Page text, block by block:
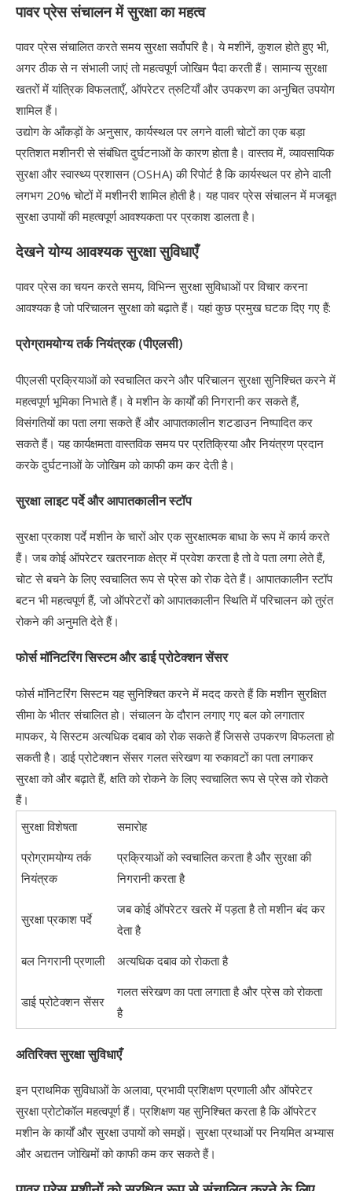
पावर प्रेस संचालन में सुरक्षा का महत्व
पावर प्रेस संचालित करते समय सुरक्षा सर्वोपरि है। ये मशीनें, कुशल होते हुए भी,
अगर ठीक से न संभाली जाएं तो महत्वपूर्ण जोखिम पैदा करती हैं। सामान्य सुरक्षा
खतरों में यांत्रिक विफलताएँ, ऑपरेटर त्रुटियाँ और उपकरण का अनुचित उपयोग
शामिल हैं।
उद्योग के आँकड़ों के अनुसार, कार्यस्थल पर लगने वाली चोटों का एक बड़ा
प्रतिशत मशीनरी से संबंधित दुर्घटनाओं के कारण होता है। वास्तव में, व्यावसायिक
सुरक्षा और स्वास्थ्य प्रशासन (OSHA) की रिपोर्ट है कि कार्यस्थल पर होने वाली
लगभग 20% चोटों में मशीनरी शामिल होती है। यह पावर प्रेस संचालन में मजबूत
सुरक्षा उपायों की महत्वपूर्ण आवश्यकता पर प्रकाश डालता है।
देखने योग्य आवश्यक सुरक्षा सुविधाएँ
पावर प्रेस का चयन करते समय, विभिन्न सुरक्षा सुविधाओं पर विचार करना
आवश्यक है जो परिचालन सुरक्षा को बढ़ाते हैं। यहां कुछ प्रमुख घटक दिए गए हैं:
प्रोग्रामयोग्य तर्क नियंत्रक (पीएलसी)
पीएलसी प्रक्रियाओं को स्वचालित करने और परिचालन सुरक्षा सुनिश्चित करने में
महत्वपूर्ण भूमिका निभाते हैं। वे मशीन के कार्यों की निगरानी कर सकते हैं,
विसंगतियों का पता लगा सकते हैं और आपातकालीन शटडाउन निष्पादित कर
सकते हैं। यह कार्यक्षमता वास्तविक समय पर प्रतिक्रिया और नियंत्रण प्रदान
करके दुर्घटनाओं के जोखिम को काफी कम कर देती है।
सुरक्षा लाइट पर्दे और आपातकालीन स्टॉप
सुरक्षा प्रकाश पर्दे मशीन के चारों ओर एक सुरक्षात्मक बाधा के रूप में कार्य करते
हैं। जब कोई ऑपरेटर खतरनाक क्षेत्र में प्रवेश करता है तो वे पता लगा लेते हैं,
चोट से बचने के लिए स्वचालित रूप से प्रेस को रोक देते हैं। आपातकालीन स्टॉप
बटन भी महत्वपूर्ण हैं, जो ऑपरेटरों को आपातकालीन स्थिति में परिचालन को तुरंत
रोकने की अनुमति देते हैं।
फोर्स मॉनिटरिंग सिस्टम और डाई प्रोटेक्शन सेंसर
फोर्स मॉनिटरिंग सिस्टम यह सुनिश्चित करने में मदद करते हैं कि मशीन सुरक्षित
सीमा के भीतर संचालित हो। संचालन के दौरान लगाए गए बल को लगातार
मापकर, ये सिस्टम अत्यधिक दबाव को रोक सकते हैं जिससे उपकरण विफलता हो
सकती है। डाई प्रोटेक्शन सेंसर गलत संरेखण या रुकावटों का पता लगाकर
सुरक्षा को और बढ़ाते हैं, क्षति को रोकने के लिए स्वचालित रूप से प्रेस को रोकते
हैं।
सुरक्षा विशेषता
समारोह
प्रोग्रामयोग्य तर्क
नियंत्रक
प्रक्रियाओं को स्वचालित करता है और सुरक्षा की
निगरानी करता है
सुरक्षा प्रकाश पर्दे
जब कोई ऑपरेटर खतरे में पड़ता है तो मशीन बंद कर
देता है
बल निगरानी प्रणाली
अत्यधिक दबाव को रोकता है
डाई प्रोटेक्शन सेंसर
गलत संरेखण का पता लगाता है और प्रेस को रोकता
है
अतिरिक्त सुरक्षा सुविधाएँ
इन प्राथमिक सुविधाओं के अलावा, प्रभावी प्रशिक्षण प्रणाली और ऑपरेटर
सुरक्षा प्रोटोकॉल महत्वपूर्ण हैं। प्रशिक्षण यह सुनिश्चित करता है कि ऑपरेटर
मशीन के कार्यों और सुरक्षा उपायों को समझें। सुरक्षा प्रथाओं पर नियमित अभ्यास
और अद्यतन जोखिमों को काफी कम कर सकते हैं।